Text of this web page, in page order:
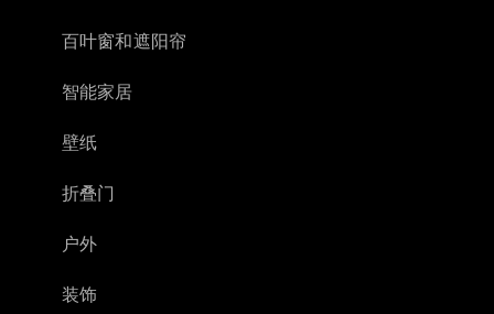
百叶窗和遮阳帘
智能家居
壁纸
折叠门
户外
装饰